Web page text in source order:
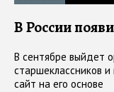
В России
В сентябре выйдет
старшеклассников
сайт на его основе